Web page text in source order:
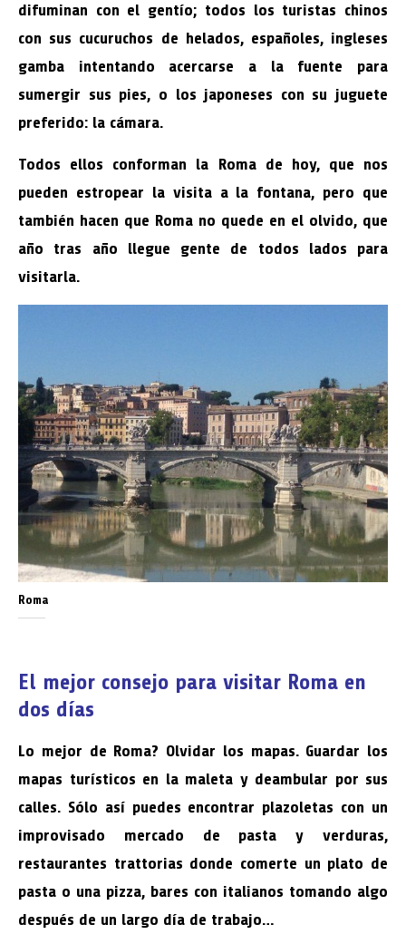
difuminan con el gentío; todos los turistas chinos
con sus cucuruchos de helados, españoles, ingleses
gamba intentando acercarse a la fuente para
sumergir sus pies, o los japoneses con su juguete
preferido: la cámara.
Todos ellos conforman la Roma de hoy, que nos
pueden estropear la visita a la fontana, pero que
también hacen que Roma no quede en el olvido, que
año tras año llegue gente de todos lados para
visitarla.
Roma
El mejor consejo para visitar Roma en
dos días
Lo mejor de Roma? Olvidar los mapas. Guardar los
mapas turísticos en la maleta y deambular por sus
calles. Sólo así puedes encontrar plazoletas con un
improvisado mercado de pasta y verduras,
restaurantes trattorias donde comerte un plato de
pasta o una pizza, bares con italianos tomando algo
después de un largo día de trabajo…